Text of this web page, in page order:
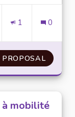
1 0
à mobilité